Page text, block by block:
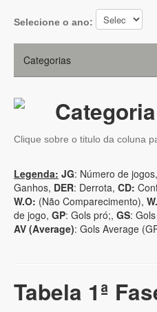
Cultural
Consultorias
Parceiros
Contato
Selecione o ano:
Categorias
Principal - F
Sub 9
Sub 11
Sub 13
Sub 15
Clique sobre o titulo da coluna
Legenda: JG: Número de jogos,
Ganhos, DER: Derrota, CD:
W.O: (Não Comparecimento),
de jogo, GP: Gols pró;, GS:
AV (Average): Gols Average
Tabela 1ª